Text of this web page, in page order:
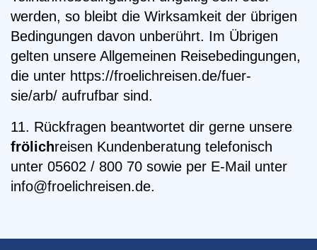
werden, so bleibt die Wirksamkeit der übrigen
Bedingungen davon unberührt. Im Übrigen
gelten unsere Allgemeinen Reisebedingungen,
die unter https://froelichreisen.de/fuer-
sie/arb/ aufrufbar sind.
11. Rückfragen beantwortet dir gerne unsere
frölichreisen Kundenberatung telefonisch
unter 05602 / 800 70 sowie per E-Mail unter
info@froelichreisen.de.